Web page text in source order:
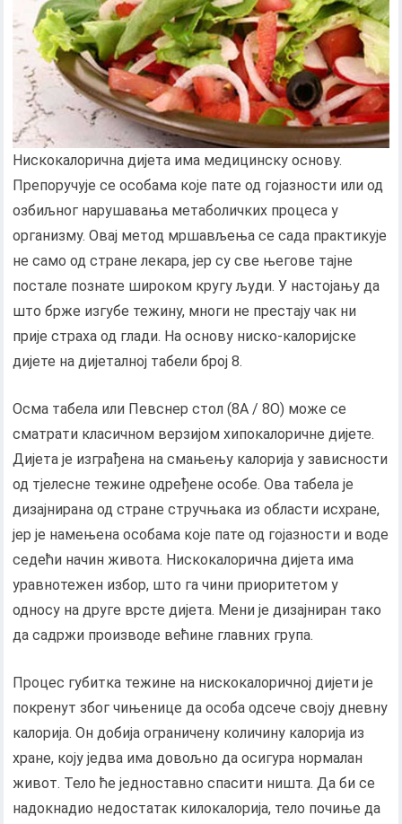
Нискокалорична дијета има медицинску основу.
Препоручује се особама које пате од гојазности или од
озбиљног нарушавања метаболичких процеса у
организму. Овај метод мршављења се сада практикује
не само од стране лекара, јер су све његове тајне
постале познате широком кругу људи. У настојању да
што брже изгубе тежину, многи не престају чак ни
прије страха од глади. На основу ниско-калоријске
дијете на дијеталној табели број 8.
Осма табела или Певснер стол (8А / 8О) може се
сматрати класичном верзијом хипокалоричне дијете.
Дијета је изграђена на смањењу калорија у зависности
од тјелесне тежине одређене особе. Ова табела је
дизајнирана од стране стручњака из области исхране,
јер је намењена особама које пате од гојазности и воде
седећи начин живота. Нискокалорична дијета има
уравнотежен избор, што га чини приоритетом у
односу на друге врсте дијета. Мени је дизајниран тако
да садржи производе већине главних група.
Процес губитка тежине на нискокалоричној дијети је
покренут због чињенице да особа одсече своју дневну
калорија. Он добија ограничену количину калорија из
хране, коју једва има довољно да осигура нормалан
живот. Тело ће једноставно спасити ништа. Да би се
надокнадио недостатак килокалорија, тело почиње да